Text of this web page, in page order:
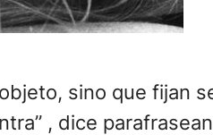
sino que fijan
, dice